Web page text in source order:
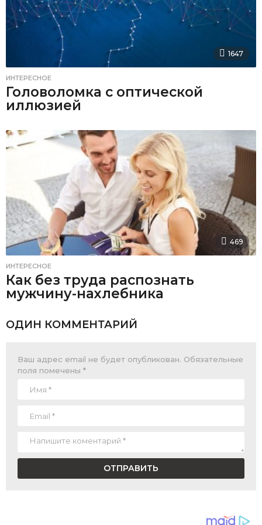
1647
ИНТЕРЕСНОЕ
Головоломка с оптической
иллюзией
469
ИНТЕРЕСНОЕ
Как без труда распознать
мужчину-нахлебника
ОДИН КОММЕНТАРИЙ
Ваш адрес email не будет опубликован. Обязательные
поля помечены *